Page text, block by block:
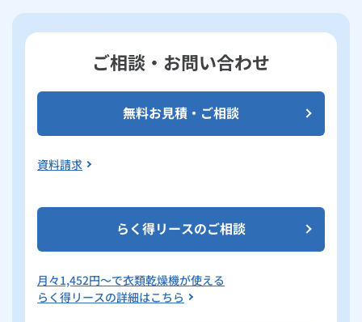
ご相談・お問い合わせ
無料お見積・ご相談
資料請求
らく得リースのご相談
月々1,452円～で衣類乾燥機が使える
らく得リースの詳細はこちら